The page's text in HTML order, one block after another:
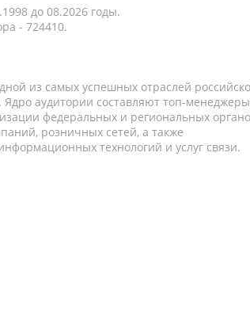
до 08.2026 годы.
- 724410.
из самых успешных отраслей
аудитории составляют топ-
федеральных и региональных
розничных сетей, а также
технологий и услуг связи.